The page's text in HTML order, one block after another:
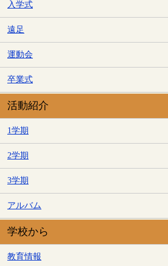
入学式
遠足
運動会
卒業式
活動紹介
1学期
2学期
3学期
アルバム
学校から
教育情報